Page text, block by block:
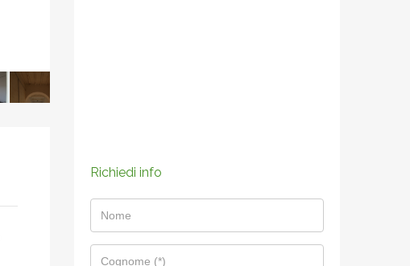
Richiedi info